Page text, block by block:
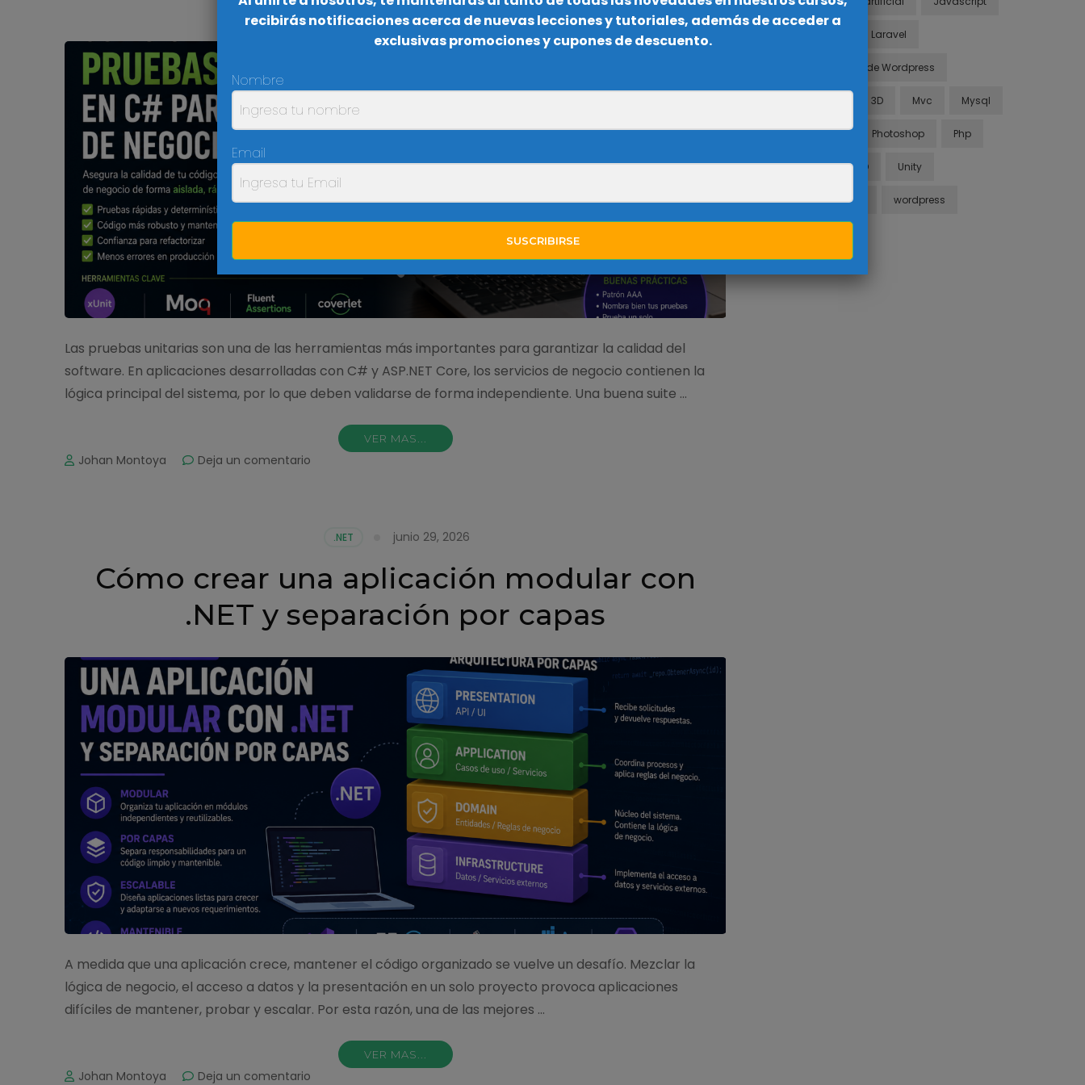
Las pruebas unitarias son una de las herramientas más importantes para garantizar la calidad del
software. En aplicaciones desarrolladas con C# y ASP.NET Core, los servicios de negocio contienen la
lógica principal del sistema, por lo que deben validarse de forma independiente. Una buena suite …
VER MAS...
Johan Montoya Deja un comentarioon
para
de
negocio
.NET junio 29, 2026
Cómo crear una aplicación modular con
.NET y separación por capas
A medida que una aplicación crece, mantener el código organizado se vuelve un desafío. Mezclar la
lógica de negocio, el acceso a datos y la presentación en un solo proyecto provoca aplicaciones
difíciles de mantener, probar y escalar. Por esta razón, una de las mejores …
VER MAS...
Johan Montoya Deja un comentarioon
Laravel
Mega Curso de Wordpress
Modelado en 3D Mvc Mysql
net core Photoshop Php
Poo SEO Unity
Visual Basic wordpress
recibirás notificaciones acerca de nuevas lecciones y tutoriales, además de acceder a
exclusivas promociones y cupones de descuento.
Nombre
Email
SUSCRIBIRSE